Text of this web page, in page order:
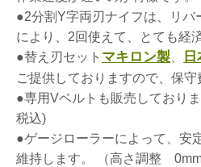
●2分割Y字両刃ナイフは、リバ
により、2回使えて、とても経
●替え刃セット マキロン製
ご提供しておりますので、保守
●専用Vベルトも販売しており
税込)
●ゲージローラーによって、安
維持します。 （高さ調整